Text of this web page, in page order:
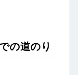
の道のり